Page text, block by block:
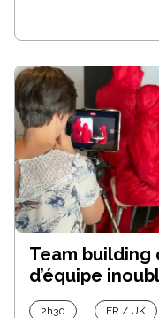
Team building
d’équipe
2h30 FR / UK